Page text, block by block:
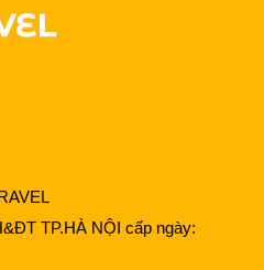
TP.HÀ NỘI cấp ngày: